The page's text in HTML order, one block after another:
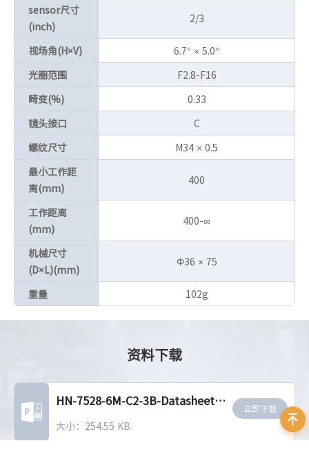
sensor尺寸
(inch)
2/3
视场角(H×V)
6.7° × 5.0°
光圈范围
F2.8-F16
畸变(%)
0.33
镜头接口
C
螺纹尺寸
M34 × 0.5
最小工作距
离(mm)
400
工作距离
(mm)
400-∞
机械尺寸
(D×L)(mm)
Φ36 × 75
重量 102g
资料下载
HN-7528-6M-C2-3B-Datasheet-CN_V26.05.21
大小：254.55 KB
立即下载